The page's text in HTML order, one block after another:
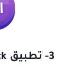
3- تطبيق Norton App Lock